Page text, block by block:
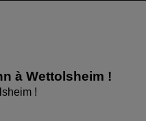
à Wettolsheim !
!